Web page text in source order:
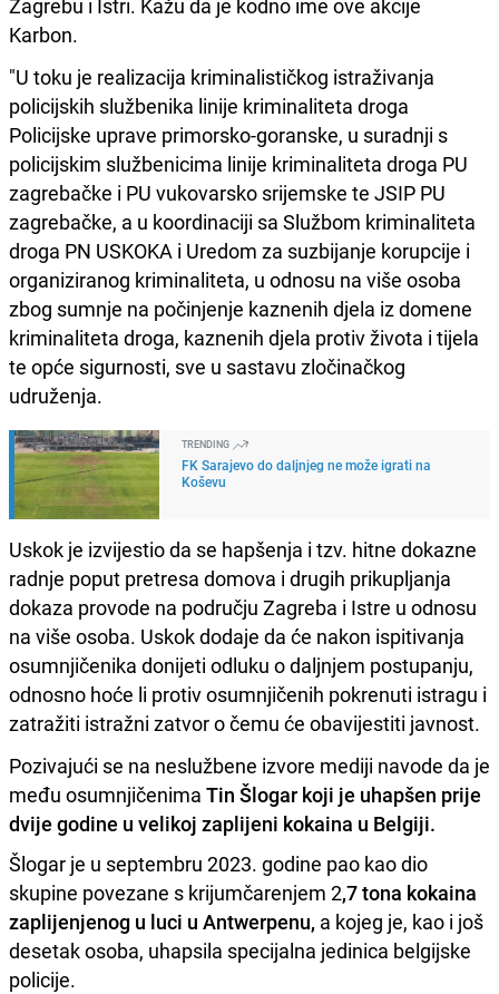
Karbon.
"U toku je realizacija kriminalističkog istraživanja
policijskih službenika linije kriminaliteta droga
Policijske uprave primorsko-goranske, u suradnji s
policijskim službenicima linije kriminaliteta droga PU
zagrebačke i PU vukovarsko srijemske te JSIP PU
zagrebačke, a u koordinaciji sa Službom kriminaliteta
droga PN USKOKA i Uredom za suzbijanje korupcije i
organiziranog kriminaliteta, u odnosu na više osoba
zbog sumnje na počinjenje kaznenih djela iz domene
kriminaliteta droga, kaznenih djela protiv života i tijela
te opće sigurnosti, sve u sastavu zločinačkog
udruženja.
TRENDING
FK Sarajevo do daljnjeg ne može igrati na
Koševu
Uskok je izvijestio da se hapšenja i tzv. hitne dokazne
radnje poput pretresa domova i drugih prikupljanja
dokaza provode na području Zagreba i Istre u odnosu
na više osoba. Uskok dodaje da će nakon ispitivanja
osumnjičenika donijeti odluku o daljnjem postupanju,
odnosno hoće li protiv osumnjičenih pokrenuti istragu i
zatražiti istražni zatvor o čemu će obavijestiti javnost.
Pozivajući se na neslužbene izvore mediji navode da je
među osumnjičenima Tin Šlogar koji je uhapšen prije
dvije godine u velikoj zaplijeni kokaina u Belgiji.
Šlogar je u septembru 2023. godine pao kao dio
skupine povezane s krijumčarenjem 2,7 tona kokaina
zaplijenjenog u luci u Antwerpenu, a kojeg je, kao i još
desetak osoba, uhapsila specijalna jedinica belgijske
policije.